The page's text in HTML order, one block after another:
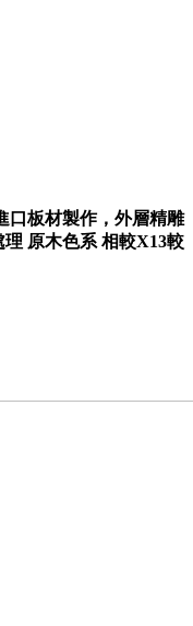
口板材製作，外層精雕
原木色系 相較X13較